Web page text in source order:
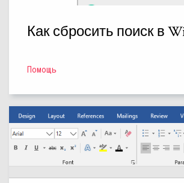
Как сбросить поиск в
Помощь